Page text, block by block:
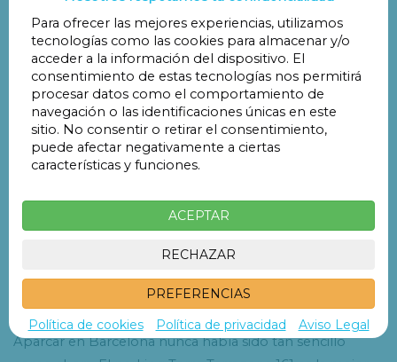
servicios como lavadooguiado de plazas para garantizar
tu máxima comodidad. Además, dispone decámaras de
seguridad ypersonal de vigilanciapara asegurar la
protección de tu vehículo.
En las proximidades del parking se localizan
importantes puntos de interés de Barcelona. Está a tan
de laPlaza de España. También se encuentra a 6
minutos andando la
. Por
otra parte, en 10 minutos caminando puedes llegar a la
pie se ubica la emblemáticaFuente Mágica de Montjuïc
Aparcar en Barcelona nunca había sido tan sencillo
Para ofrecer las mejores experiencias, utilizamos
tecnologías como las cookies para almacenar y/o
acceder a la información del dispositivo. El
consentimiento de estas tecnologías nos permitirá
procesar datos como el comportamiento de
navegación o las identificaciones únicas en este
sitio. No consentir o retirar el consentimiento,
puede afectar negativamente a ciertas
características y funciones.
ACEPTAR
RECHAZAR
PREFERENCIAS
Política de cookies
Política de privacidad Aviso Legal